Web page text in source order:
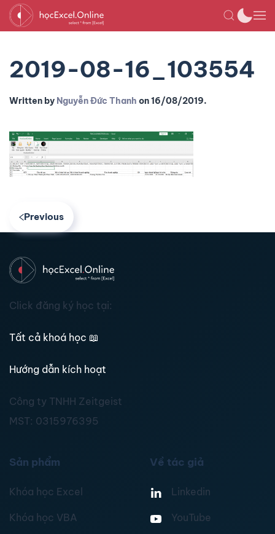
2019-08-16_103554
Written by Nguyễn Đức Thanh on16/08/2019.
Previous
Click đăng ký học tại:
Tất cả khoá học 📖
Hướng dẫn kích hoạt
Công ty TNHH Zeitgeist
MST: 0315976395
Sản phẩm
Khóa học Excel
Khóa học VBA
Về tác giả
Linkedin
YouTube